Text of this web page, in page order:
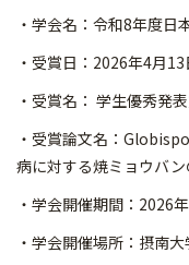
・学会名：令和8年度日
・受賞日：2026年4月13
・受賞名： 学生優秀発
・受賞論文名：
病に対する焼ミョウバ
・学会開催期間：2026
・学会開催場所：摂南